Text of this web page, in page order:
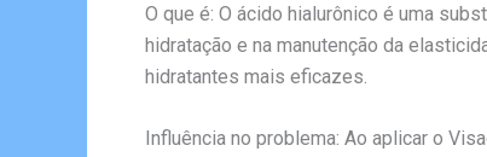
O que é: O ácido hialurônico é uma
hidratação e na manutenção da
hidratantes mais eficazes.
Influência no problema: Ao aplicar o